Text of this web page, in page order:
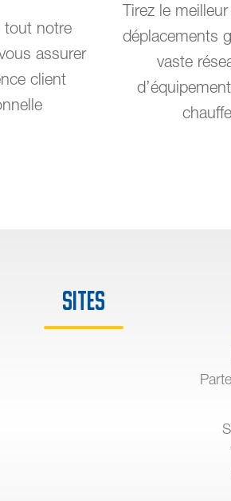
tout notre
assurer
client
Tirez le
déplacements
vaste
sites